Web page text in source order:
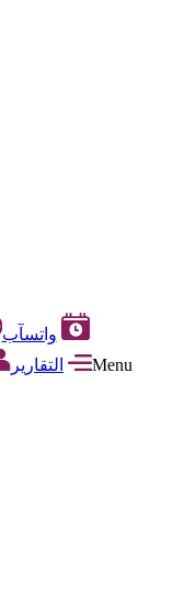
واتسآب
التقارير
Menu